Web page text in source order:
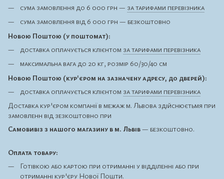
сума замовлення до 6 000 грн — за тарифами перевізника
сума замовлення від 6 000 грн — безкоштовно
Новою Поштою (у поштомат):
доставка оплачується клієнтом за тарифами перевізника
максимальна вага до 20 кг, розмір 60/30/40 см
Новою Поштою (кур'єром на зазначену адресу, до дверей):
доставка оплачується клієнтом за тарифами перевізника
Доставка кур'єром компанії в межаж м. Львова здійснюєтьмя при
замовленн від зезкоштовно при
Самовивіз з нашого магазину в м. Львів— безкоштовно.
Оплата товару:
Готівкою або картою при отриманні у відділенні або при
отриманні кур'єру Нової Пошти.